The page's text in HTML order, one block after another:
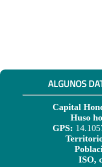
ALGUNOS
Capital
Huso
GPS:
ISO,